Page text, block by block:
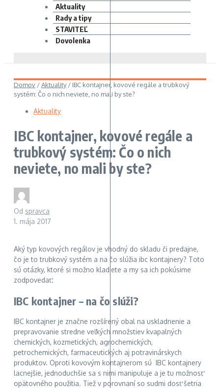
Aktuality
Rady a tipy
STAVITEĽ
Dovolenka
Domov /Aktuality/ IBC kontajner, kovové regále a trubkový
systém: Čo o nich neviete, no mali by ste?
Aktuality
IBC kontajner, kovové regále a
trubkový systém: Čo o nich
neviete, no mali by ste?
Od spravca
1. mája 2017
Aký typ kovových regálov je vhodný do skladu či predajne,
čo je to trubkový systém a na čo slúžia ibc kontajnery? Toto
sú otázky, ktoré si možno kladiete a my sa ich pokúsime
zodpovedať.
IBC kontajner – na čo slúži?
IBC kontajner je značne rozšírený obal na uskladnenie a
prepravovanie stredne veľkých množstiev kvapalných
chemických, kozmetických, agrochemických,
petrochemických, farmaceutických aj potravinárskych
produktov. Oproti kovovým kontajnerom sú IBC kontajnery
lacnejšie, jednoduchšie sa s nimi manipuluje a je tu možnosť
opätovného použitia. Tiež v porovnaní so sudmi dosť šetria